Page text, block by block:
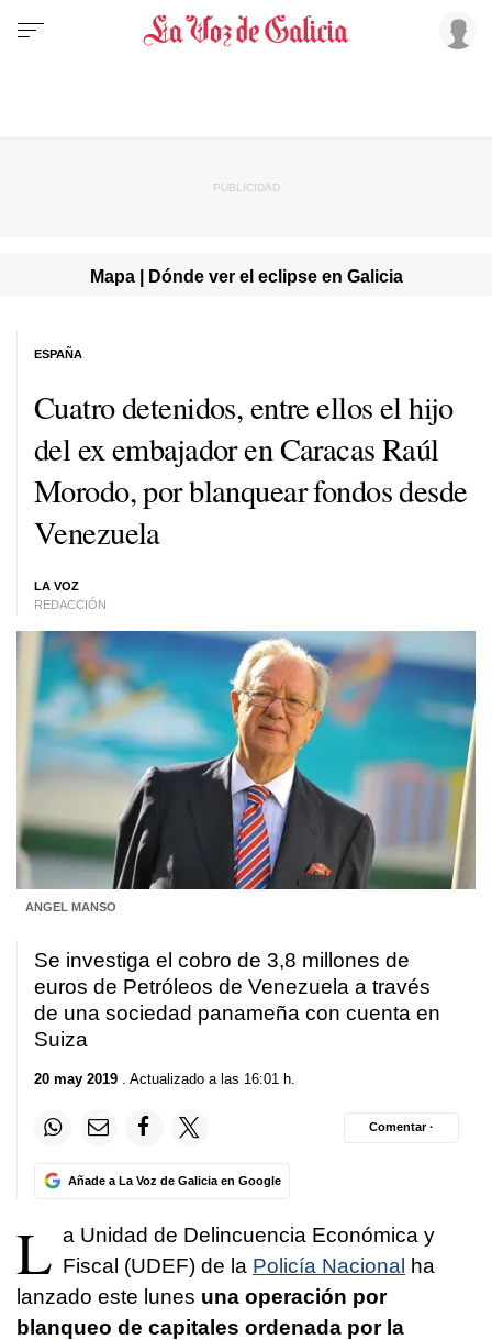
Mapa | Dónde ver el eclipse en Galicia
Cuatro detenidos, entre ellos el hijo
del ex embajador en Caracas Raúl
Morodo, por blanquear fondos desde
Venezuela
LA VOZ
REDACCIÓN
ESPAÑA
ANGEL MANSO
Se investiga el cobro de 3,8 millones de
euros de Petróleos de Venezuela a través
de una sociedad panameña con cuenta en
Suiza
20 may 2019 . Actualizado a las 16:01 h.
Añade a La Voz de Galicia en Google
Comentar ·
L a Unidad de Delincuencia Económica y
Fiscal (UDEF) de la Policía Nacional ha
lanzado este lunes una operación por
blanqueo de capitales ordenada por la